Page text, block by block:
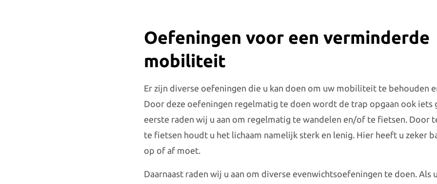
Oefeningen voor een verminderde
mobiliteit
Er zijn diverse oefeningen die u kan doen om uw mobiliteit te behouden
Door deze oefeningen regelmatig te doen wordt de trap opgaan ook iets
eerste raden wij u aan om regelmatig te wandelen en/of te fietsen. Door
te fietsen houdt u het lichaam namelijk sterk en lenig. Hier heeft u zeker
op of af moet.
Daarnaast raden wij u aan om diverse evenwichtsoefeningen te doen. Als